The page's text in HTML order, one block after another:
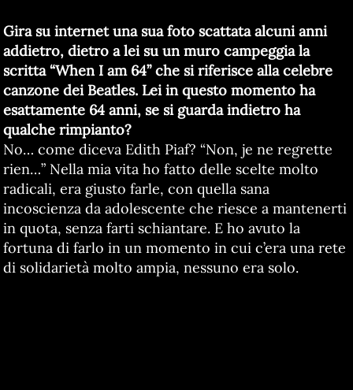
Gira su internet una sua foto scattata alcuni anni
addietro, dietro a lei su un muro campeggia la
scritta “When I am 64” che si riferisce alla celebre
canzone dei Beatles. Lei in questo momento ha
esattamente 64 anni, se si guarda indietro ha
qualche rimpianto?
No… come diceva Edith Piaf? “Non, je ne regrette
rien…” Nella mia vita ho fatto delle scelte molto
radicali, era giusto farle, con quella sana
incoscienza da adolescente che riesce a mantenerti
in quota, senza farti schiantare. E ho avuto la
fortuna di farlo in un momento in cui c’era una rete
di solidarietà molto ampia, nessuno era solo.